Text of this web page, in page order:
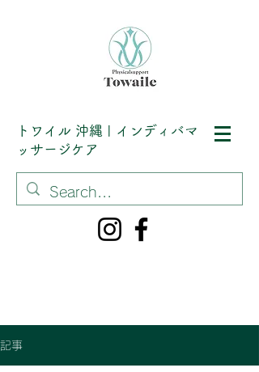
トワイル 沖縄 | インディバマ
ッサージケア
記事